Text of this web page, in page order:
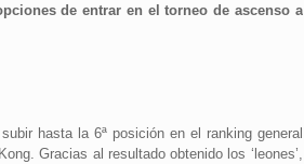
de entrar en el torneo de ascenso a
hasta la 6ª posición en el ranking general
Gracias al resultado obtenido los ‘leones’,